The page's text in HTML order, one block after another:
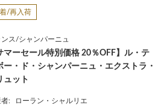
/再入荷
ンス/シャンパーニュ
マーセール特別価格 20％OFF】ル・テ
ー・ド・シャンパーニュ・エクストラ・
ュット
者:
ローラン・シャルリエ